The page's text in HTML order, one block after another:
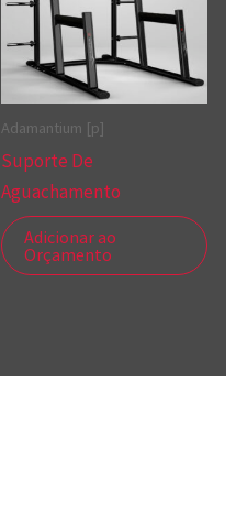
Adamantium [p]
Suporte De
Aguachamento
Adicionar ao
Orçamento